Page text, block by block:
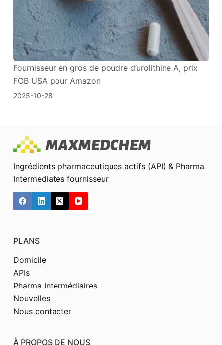
Fournisseur en gros de poudre d’urolithine A, prix
FOB USA pour Amazon
2025-10-28
Ingrédients pharmaceutiques actifs (API) & Pharma
Intermediates fournisseur
PLANS
Domicile
APIs
Pharma Intermédiaires
Nouvelles
Nous contacter
À PROPOS DE NOUS